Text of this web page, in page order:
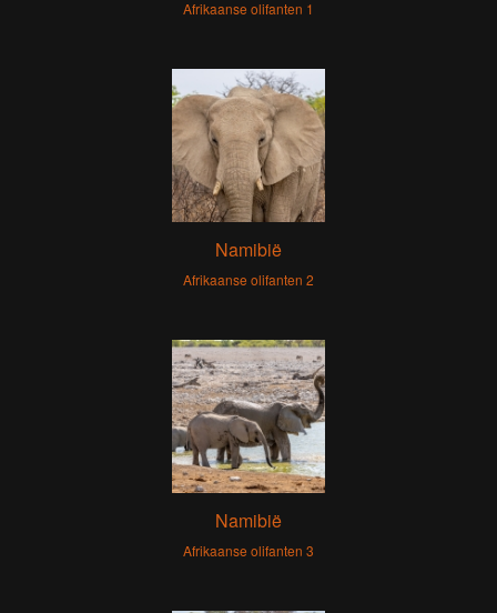
Afrikaanse olifanten 1
Namibië
Afrikaanse olifanten 2
Namibië
Afrikaanse olifanten 3